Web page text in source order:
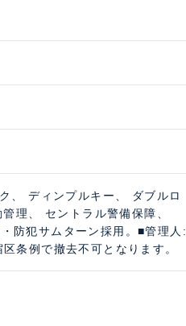
、 ディンプルキー、 ダブルロ
管理、 セントラル警備保障、
防犯サムターン採用。■管理人:
条例で撤去不可となります。